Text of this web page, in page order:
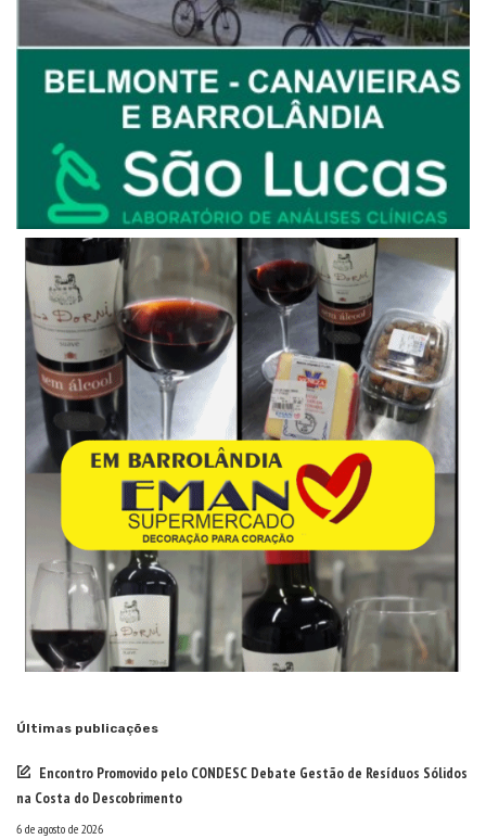
Últimas publicações
Encontro Promovido pelo CONDESC Debate Gestão de Resíduos Sólidos
na Costa do Descobrimento
6 de agosto de 2026